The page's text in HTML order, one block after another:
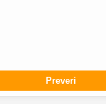
Preveri